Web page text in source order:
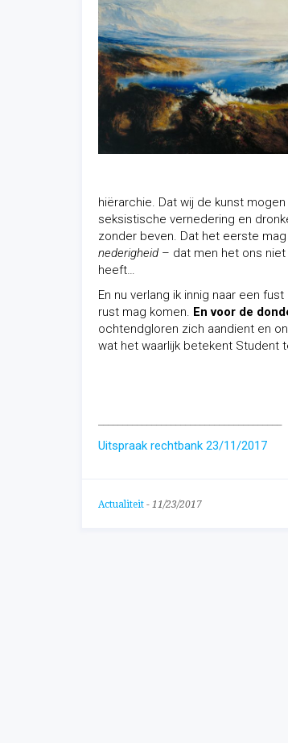
hiërarchie. Dat wij de kunst
seksistische vernedering en
zonder beven. Dat het eerste
nederigheid – dat men het ons
heeft…
En nu verlang ik innig naar een
rust mag komen. En voor de
ochtendgloren zich aandient en
wat het waarlijk betekent Student
Uitspraak rechtbank 23/11/2017
Actualiteit - 11/23/2017